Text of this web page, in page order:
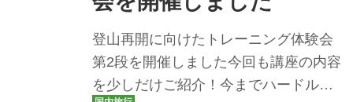
登山再開に向けたトレーニング体験会
第2段を開催しました今回も講座の内容
を少しだけご紹介！今までハードルが